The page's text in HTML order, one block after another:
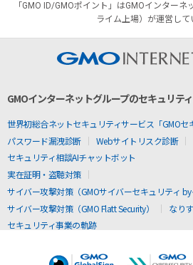
「GMO ID/GMOポイント」はGMOインター
ライム上場）が運営して
GMOインターネットグループのセキュリテ
世界初総合ネットセキュリティサービス「GMOセ
パスワード漏洩診断
Webサイトリスク診断
セキュリティ相談AIチャットボット
実在証明・盗聴対策
サイバー攻撃対策（GMOサイバーセキュリティ by
サイバー攻撃対策（GMO Flatt Security）
なり
セキュリティ事業の軌跡